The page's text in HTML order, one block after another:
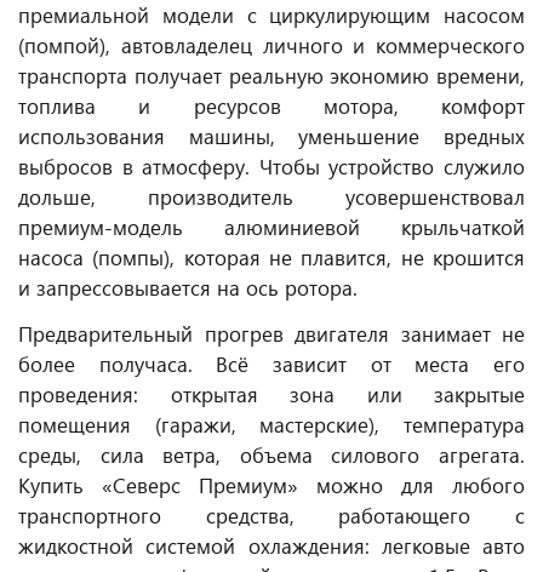
премиальной модели с циркулирующим насосом
(помпой), автовладелец личного и коммерческого
транспорта получает реальную экономию времени,
топлива и ресурсов мотора, комфорт
использования машины, уменьшение вредных
выбросов в атмосферу. Чтобы устройство служило
дольше, производитель усовершенствовал
премиум-модель алюминиевой крыльчаткой
насоса (помпы), которая не плавится, не крошится
и запрессовывается на ось ротора.
Предварительный прогрев двигателя занимает не
более получаса. Всё зависит от места его
проведения: открытая зона или закрытые
помещения (гаражи, мастерские), температура
среды, сила ветра, объема силового агрегата.
Купить «Северс Премиум» можно для любого
транспортного средства, работающего с
жидкостной системой охлаждения: легковые авто